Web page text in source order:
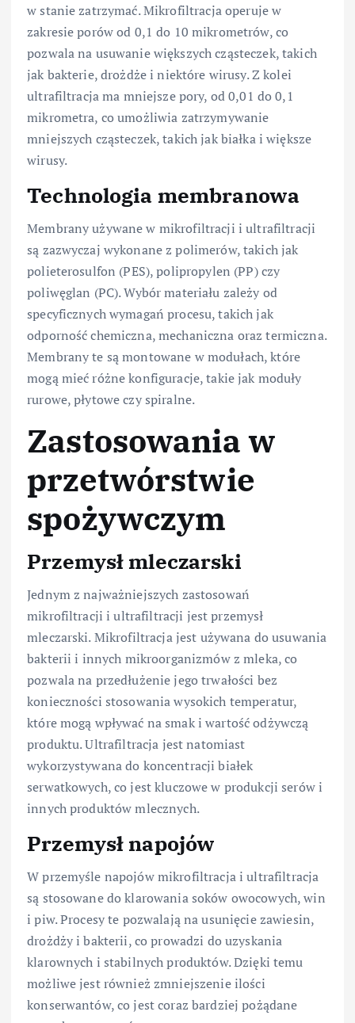
w stanie zatrzymać. Mikrofiltracja operuje w
zakresie porów od 0,1 do 10 mikrometrów, co
pozwala na usuwanie większych cząsteczek, takich
jak bakterie, drożdże i niektóre wirusy. Z kolei
ultrafiltracja ma mniejsze pory, od 0,01 do 0,1
mikrometra, co umożliwia zatrzymywanie
mniejszych cząsteczek, takich jak białka i większe
wirusy.
Technologia membranowa
Membrany używane w mikrofiltracji i ultrafiltracji
są zazwyczaj wykonane z polimerów, takich jak
polieterosulfon (PES), polipropylen (PP) czy
poliwęglan (PC). Wybór materiału zależy od
specyficznych wymagań procesu, takich jak
odporność chemiczna, mechaniczna oraz termiczna.
Membrany te są montowane w modułach, które
mogą mieć różne konfiguracje, takie jak moduły
rurowe, płytowe czy spiralne.
Zastosowania w
przetwórstwie
spożywczym
Przemysł mleczarski
Jednym z najważniejszych zastosowań
mikrofiltracji i ultrafiltracji jest przemysł
mleczarski. Mikrofiltracja jest używana do usuwania
bakterii i innych mikroorganizmów z mleka, co
pozwala na przedłużenie jego trwałości bez
konieczności stosowania wysokich temperatur,
które mogą wpływać na smak i wartość odżywczą
produktu. Ultrafiltracja jest natomiast
wykorzystywana do koncentracji białek
serwatkowych, co jest kluczowe w produkcji serów i
innych produktów mlecznych.
Przemysł napojów
W przemyśle napojów mikrofiltracja i ultrafiltracja
są stosowane do klarowania soków owocowych, win
i piw. Procesy te pozwalają na usunięcie zawiesin,
drożdży i bakterii, co prowadzi do uzyskania
klarownych i stabilnych produktów. Dzięki temu
możliwe jest również zmniejszenie ilości
konserwantów, co jest coraz bardziej pożądane